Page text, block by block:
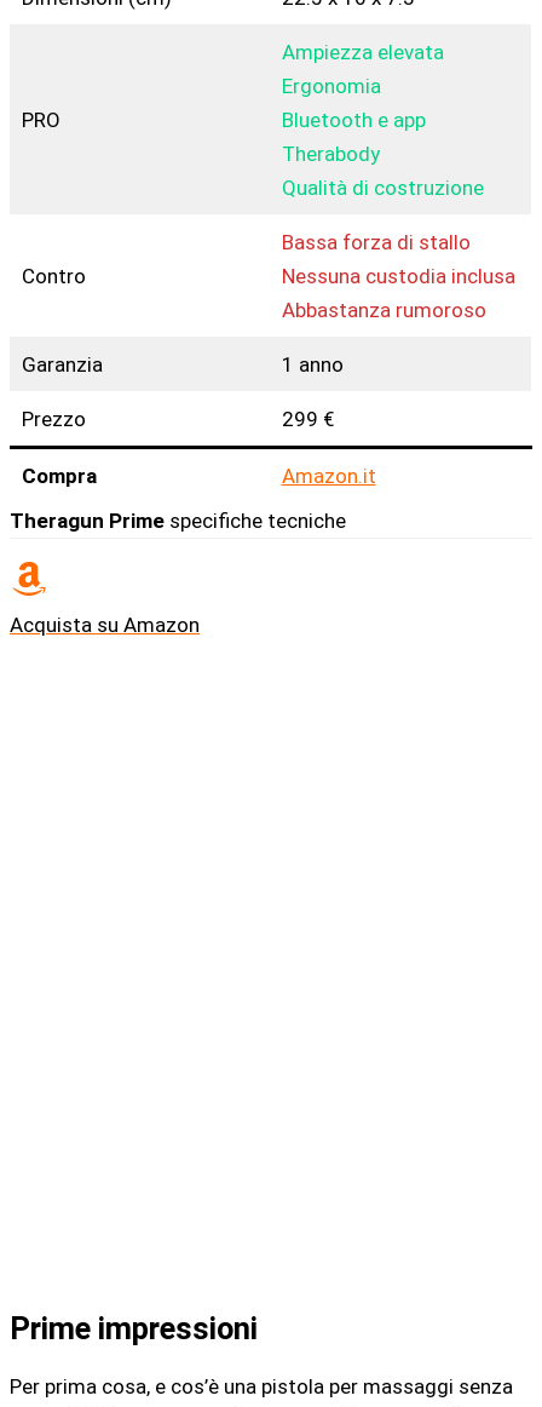
PRO
Ampiezza elevata
Ergonomia
Bluetooth e app
Therabody
Qualità di costruzione
Contro
Bassa forza di stallo
Nessuna custodia inclusa
Abbastanza rumoroso
Garanzia 1 anno
Prezzo 299 €
Compra
Amazon.it
Theragun Prime specifiche tecniche
Acquista su Amazon
Prime impressioni
Per prima cosa, e cos’è una pistola per massaggi senza